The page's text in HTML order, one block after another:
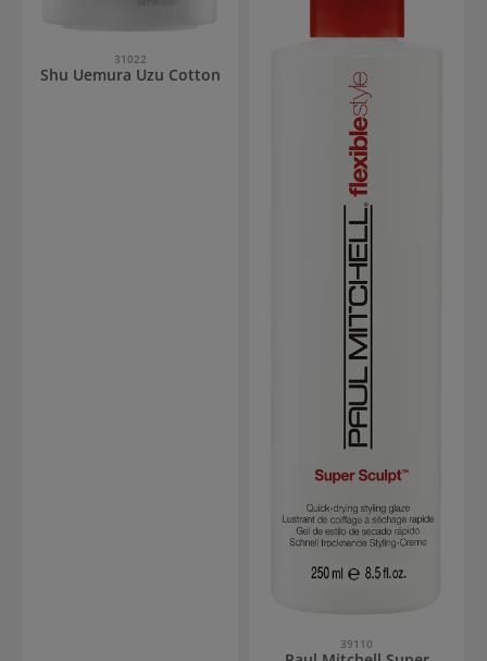
31022
Shu Uemura Uzu Cotton
39110